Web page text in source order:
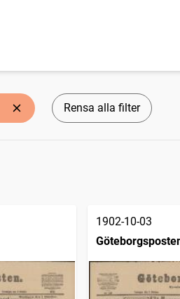
Rensa alla filter
1902-10-03